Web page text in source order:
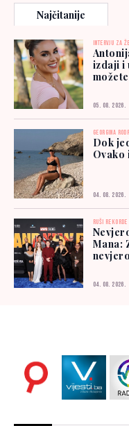
Najčitanije
INTERVJU ZA
izdaji i
05. 08. 2026.
GEORGINA
Dok
Ovako
04. 08. 2026.
RUŠI REKORDE
Mana:
04. 08. 2026.